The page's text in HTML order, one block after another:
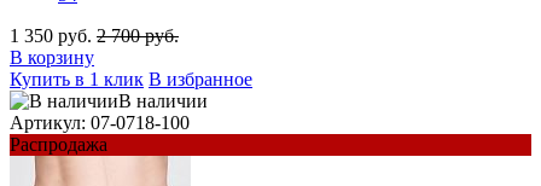
1 350 руб. 2 700 руб.
В корзину
Купить в 1 клик В избранное
В наличии
Артикул: 07-0718-100
Распродажа